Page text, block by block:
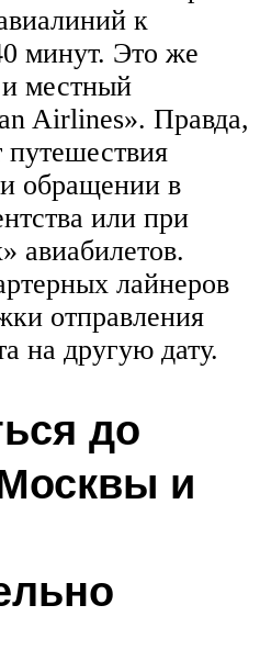
к
минут. Это же
и местный
Airlines». Правда,
обращении в
или при
авиабилетов.
лайнеров
отправления
на другую дату.
до
и